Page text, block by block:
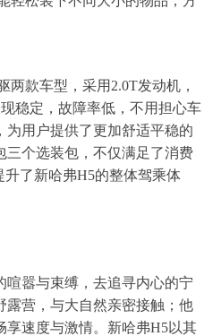
款车型，采用2.0T发动机，
稳定，故障率低，不用担心车
用户提供了更加舒适平稳的
三个选装包，不仅满足了消费
了新哈弗H5的整体驾乘体
嚣与束缚，去追寻内心的宁
露营，与大自然亲密接触；他
速度与激情。新哈弗H5以其